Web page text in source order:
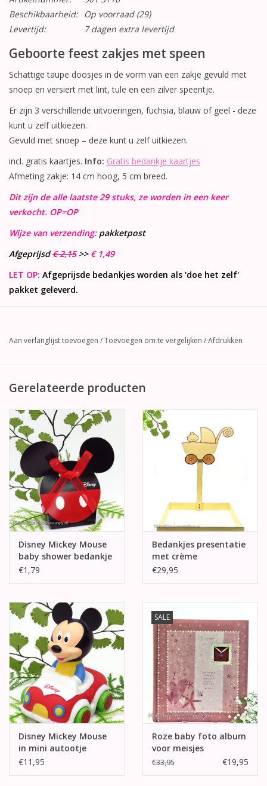
Beschikbaarheid:
Op voorraad(29)
Levertijd:
7 dagen extra levertijd
Geboorte feest zakjes met speen
Schattige taupe doosjes in de vorm van een zakje gevuld met
snoep en versiert met lint, tule en een zilver speentje.
Er zijn 3 verschillende uitvoeringen, fuchsia, blauw of geel - deze
kunt u zelf uitkiezen.
Gevuld met snoep – deze kunt u zelf uitkiezen.
incl. gratis kaartjes. Info: Gratis bedankje kaartjes
Afmeting zakje: 14 cm hoog, 5 cm breed.
Dit zijn de alle laatste 29 stuks, ze worden in een keer
verkocht. OP=OP
Wijze van verzending: pakketpost
Afgeprijsd € 2,15>>€ 1,49
LET OP: Afgeprijsde bedankjes worden als 'doe het zelf'
pakket geleverd.
Aan verlanglijst toevoegen /Toevoegen om te vergelijken /Afdrukken
Gerelateerde producten
Disney Mickey Mouse
baby shower bedankje
€1,79
Bedankjes presentatie
met crème
kinderwagen
€29,95
Disney Mickey Mouse
in mini autootje
€11,95
SALE
Roze baby foto album
voor meisjes
€33,95 €19,95